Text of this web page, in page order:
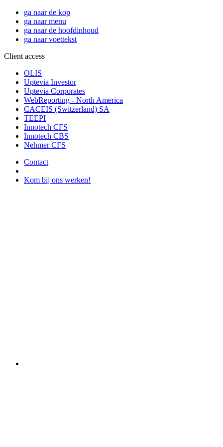
ga naar de kop
ga naar menu
ga naar de hoofdinhoud
ga naar voettekst
Client access
OLIS
Uptevia Investor
Uptevia Corporates
WebReporting - North America
CACEIS (Switzerland) SA
TEEPI
Innotech CFS
Innotech CBS
Nehmer CFS
Contact
Kom bij ons werken!